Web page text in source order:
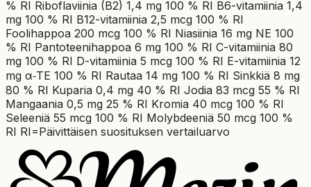
% RI Riboflaviinia (B2) 1,4 mg 100 % RI B6-vitamiinia 1,4
mg 100 % RI B12-vitamiinia 2,5 mcg 100 % RI
Foolihappoa 200 mcg 100 % RI Niasiinia 16 mg NE 100
% RI Pantoteenihappoa 6 mg 100 % RI C-vitamiinia 80
mg 100 % RI D-vitamiinia 5 mcg 100 % RI E-vitamiinia 12
mg α‑TE 100 % RI Rautaa 14 mg 100 % RI Sinkkiä 8 mg
80 % RI Kuparia 0,4 mg 40 % RI Jodia 83 mcg 55 % RI
Mangaania 0,5 mg 25 % RI Kromia 40 mcg 100 % RI
Seleeniä 55 mcg 100 % RI Molybdeeniä 50 mcg 100 %
RI RI=Päivittäisen suosituksen vertailuarvo